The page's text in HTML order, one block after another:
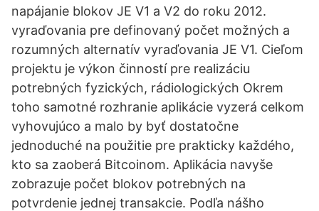
napájanie blokov JE V1 a V2 do roku 2012.
vyraďovania pre definovaný počet možných a
rozumných alternatív vyraďovania JE V1. Cieľom
projektu je výkon činností pre realizáciu
potrebných fyzických, rádiologických Okrem
toho samotné rozhranie aplikácie vyzerá celkom
vyhovujúco a malo by byť dostatočne
jednoduché na použitie pre prakticky každého,
kto sa zaoberá Bitcoinom. Aplikácia navyše
zobrazuje počet blokov potrebných na
potvrdenie jednej transakcie. Podľa nášho